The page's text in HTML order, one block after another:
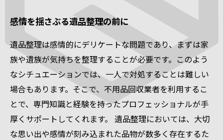
感情を揺さぶる遺品整理の前に
遺品整理は感情的にデリケートな問題であり、まずは家
族や遺族が気持ちを整理することが必要です。このよう
なシチュエーションでは、一人で対処することは難しい
場合もあります。そこで、不用品回収業者を利用するこ
とで、専門知識と経験を持ったプロフェッショナルが手
厚くサポートしてくれます。 遺品整理においては、大切
な思い出や感情が刻み込まれた品物が数多く存在するた